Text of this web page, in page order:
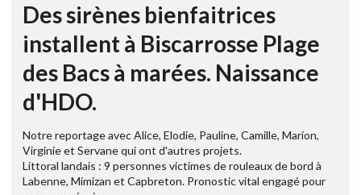
Des sirènes bienfaitrices
installent à Biscarrosse Plage
des Bacs à marées. Naissance
d'HDO.
Notre reportage avec Alice, Elodie, Pauline, Camille, Marion,
Virginie et Servane qui ont d'autres projets.
Littoral landais : 9 personnes victimes de rouleaux de bord à
Labenne, Mimizan et Capbreton. Pronostic vital engagé pour